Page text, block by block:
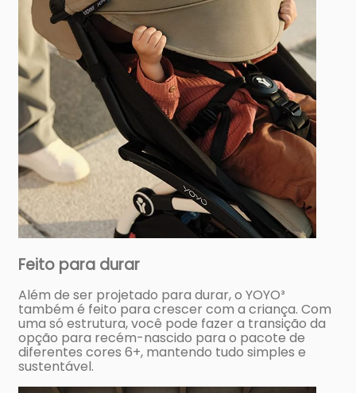
Feito para durar
Além de ser projetado para durar, o YOYO³
também é feito para crescer com a criança. Com
uma só estrutura, você pode fazer a transição da
opção para recém-nascido para o pacote de
diferentes cores 6+, mantendo tudo simples e
sustentável.